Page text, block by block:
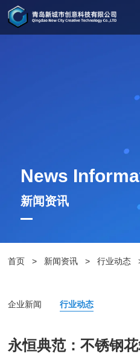
News
新闻资讯
首页 > 新闻资讯 > 行业动态
企业新闻 行业动态
永恒典范：不锈钢